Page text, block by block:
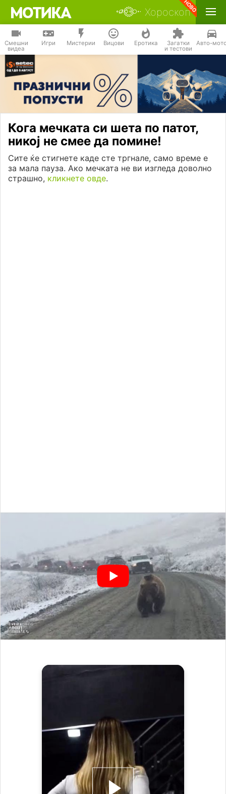
Хороскоп
Смешни
видеа
Игри Мистерии Вицови Еротика Загатки
и тестови
Авто-
Кога мечката си шета по патот,
никој не смее да помине!
Сите ќе стигнете каде сте тргнале, само време е
за мала пауза. Ако мечката не ви изгледа доволно
страшно, кликнете овде.